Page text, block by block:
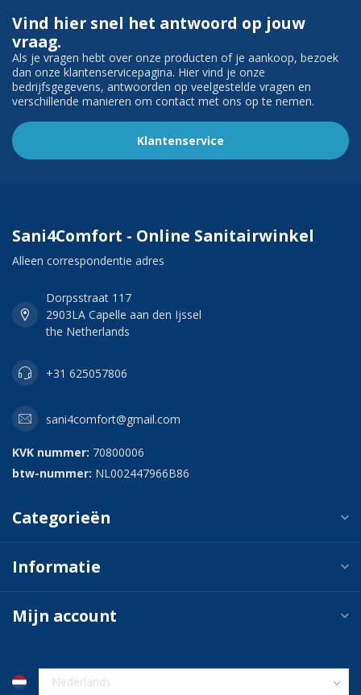
Vind hier snel het antwoord op jouw
vraag.
Als je vragen hebt over onze producten of je aankoop, bezoek
dan onze klantenservicepagina. Hier vind je onze
bedrijfsgegevens, antwoorden op veelgestelde vragen en
verschillende manieren om contact met ons op te nemen.
Klantenservice
Sani4Comfort - Online Sanitairwinkel
Alleen correspondentie adres
Dorpsstraat 117
2903LA Capelle aan den Ijssel
the Netherlands
+31 625057806
sani4comfort@gmail.com
KVK nummer: 70800006
btw-nummer: NL002447966B86
Categorieën
Informatie
Mijn account